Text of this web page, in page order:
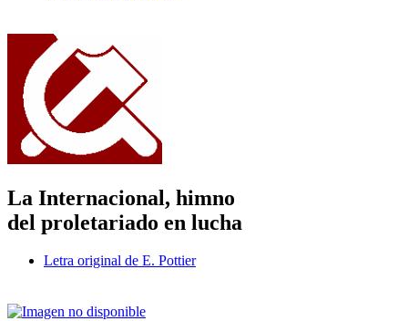
La Internacional, himno
del proletariado en lucha
Letra original de E. Pottier